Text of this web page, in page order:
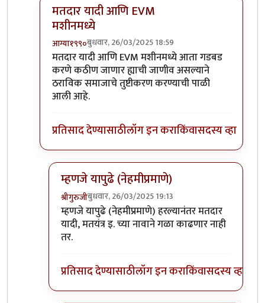
मतदार यादी आणि EVM
मशीनमध्ये
आग्या१९९०बुधवार, 26/03/2025 18:59
In reply toमुस्लीमान वाटलेल्या कीटचाbyअमरेंद्र बाहुबली
मतदार यादी आणि EVM मशीनमध्ये आता गडबड
करणे कठीण जाणार ह्याची जाणीव असल्याने
ठराविक समाजाचे तुष्टीकरण करण्याची पाळी
आली आहे.
प्रतिसाद देण्यासाठीलॉग इन कराकिंवासदस्य व्हा
म्हणजे यापुढे (नेहमीप्रमाणे)
श्रीगुरुजीबुधवार, 26/03/2025 19:13
In reply toमतदार यादी आणि EVM मशीनमध्ये
म्हणजे यापुढे (नेहमीप्रमाणे) हरल्यानंतर मतदार
यादी, मतयंत्र इ. च्या नावाने गळा काढणार नाही
तर.
प्रतिसाद देण्यासाठीलॉग इन कराकिंवासदस्य व्हा